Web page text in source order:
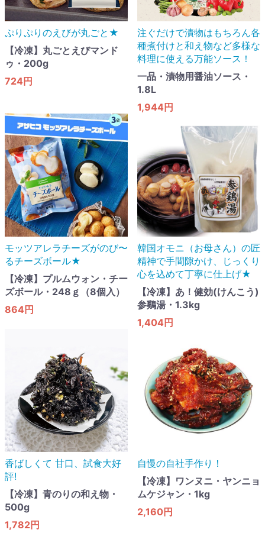
ぷりぷりのえびが丸ごと★
【冷凍】丸ごとえびマンド
ゥ・200g
724円
注ぐだけで漬物はもちろん各
種煮付けと和え物など多様な
料理に使える万能ソース！
一品・漬物用醤油ソース・
1.8L
1,944円
モッツアレラチーズがのび〜
るチーズボール★
【冷凍】プルムウォン・チー
ズボール・248ｇ（8個入）
864円
韓国オモニ（お母さん）の匠
精神で手間隙かけ、じっくり
心を込めて丁寧に仕上げ★
【冷凍】あ！健効(けんこう)
参鷄湯・1.3kg
1,404円
香ばしくて 甘口​、試食大好
評!
【冷凍】青のりの和え物・
500g
1,782円
自慢の自社手作り！
【冷凍】ワンヌニ・ヤンニョ
ムケジャン・1kg
2,160円